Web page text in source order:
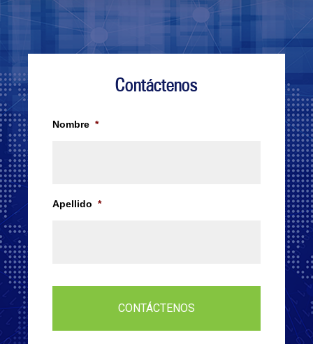
Contáctenos
Nombre *
Apellido *